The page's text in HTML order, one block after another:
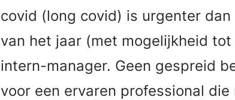
covid (long covid) is urgenter
van het jaar (met mogelijkheid
intern-manager. Geen gespreid
voor een ervaren professional